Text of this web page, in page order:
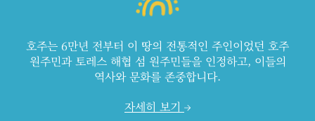
호주는 6만년 전부터 이 땅의 전통적인 주인이었던 호주
원주민과 토레스 해협 섬 원주민들을 인정하고, 이들의
역사와 문화를 존중합니다.
자세히 보기